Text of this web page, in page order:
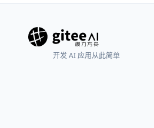
开发 AI 应用从此简单